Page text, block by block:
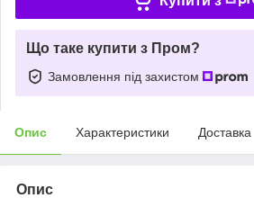
Що таке купити з Пром?
Замовлення під захистом
Опис Характеристики Доставка
Опис